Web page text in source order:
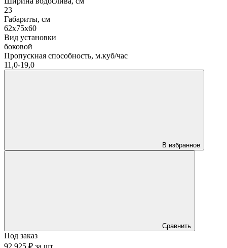
23
Габариты, см
62х75х60
Вид установки
боковой
Пропускная способность, м.куб/час
11,0-19,0
В избранное
Сравнить
Под заказ
92 925 ₽ за шт.